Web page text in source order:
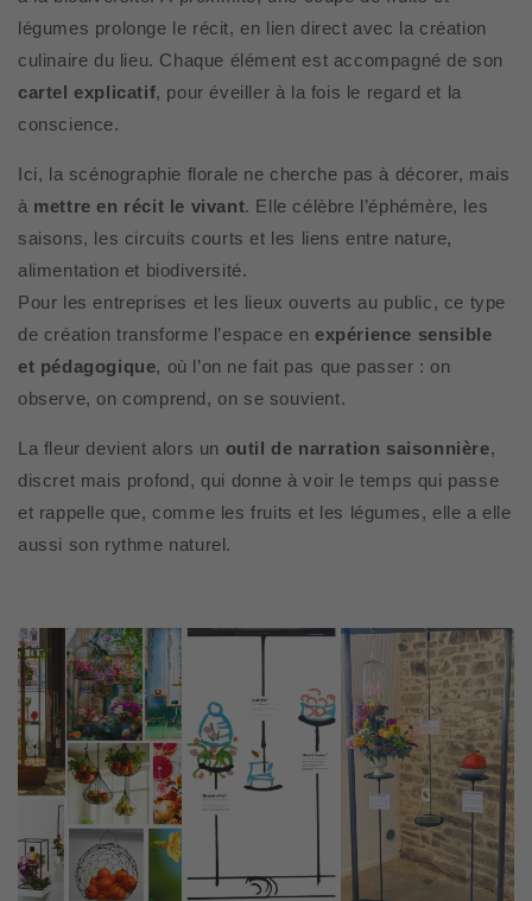
légumes prolonge le récit, en lien direct avec la création
culinaire du lieu. Chaque élément est accompagné de son
cartel explicatif, pour éveiller à la fois le regard et la
conscience.
Ici, la scénographie florale ne cherche pas à décorer, mais
à mettre en récit le vivant. Elle célèbre l’éphémère, les
saisons, les circuits courts et les liens entre nature,
alimentation et biodiversité.
Pour les entreprises et les lieux ouverts au public, ce type
de création transforme l’espace en expérience sensible
et pédagogique, où l’on ne fait pas que passer : on
observe, on comprend, on se souvient.
La fleur devient alors un outil de narration saisonnière,
discret mais profond, qui donne à voir le temps qui passe
et rappelle que, comme les fruits et les légumes, elle a elle
aussi son rythme naturel.